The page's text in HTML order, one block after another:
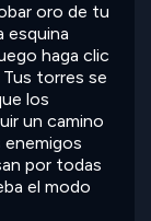
oro de tu
esquina
haga clic
torres se
los
un camino
enemigos
por todas
el modo